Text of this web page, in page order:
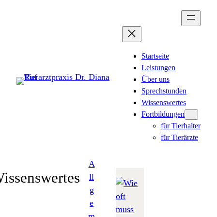
Startseite
Leistungen
Über uns
Sprechstunden
Wissenswertes
Fortbildungen
für Tierhalter
für Tierärzte
A
ll
g
e